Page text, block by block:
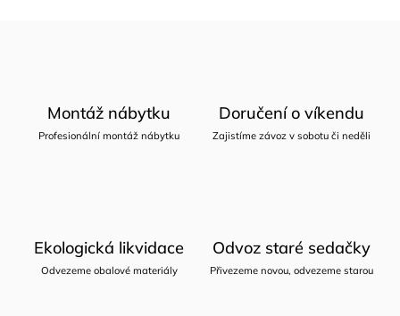
Montáž nábytku
Profesionální montáž nábytku
Doručení o víkendu
Zajistíme závoz v sobotu či neděli
Ekologická likvidace
Odvezeme obalové materiály
Odvoz staré sedačky
Přivezeme novou, odvezeme starou